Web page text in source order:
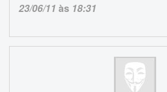
23/06/11 às 18:31